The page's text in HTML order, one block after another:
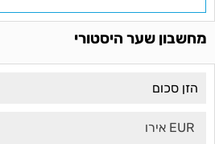
מחשבון שער היסטורי
EUR אירו